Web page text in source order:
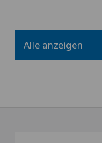
Alle anzeigen